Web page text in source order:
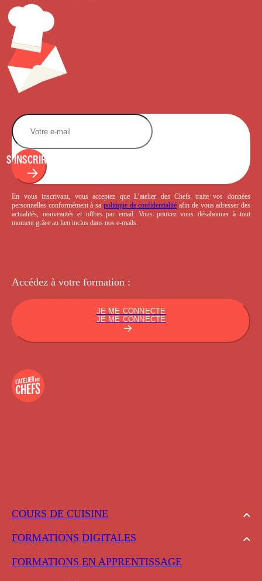
COURS DE CUISINE
FORMATIONS DIGITALES
FORMATIONS EN APPRENTISSAGE
S'INSCRIRE
En vous inscrivant, vous acceptez que L’atelier des Chefs traite vos données
personnelles conformément à sa politique de confidentialité afin de vous adresser des
actualités, nouveautés et offres par email. Vous pouvez vous désabonner à tout
moment grâce au lien inclus dans nos e-mails.
Accédez à votre formation :
JE ME CONNECTE
JE ME CONNECTE